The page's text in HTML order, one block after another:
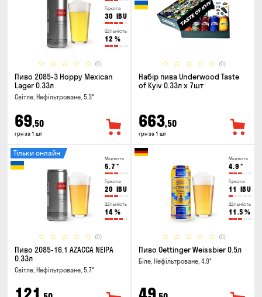
Гіркота
30 IBU
Щільність
12 %
(0)
Пиво 2085-3 Hoppy Mexican
Lager 0.33л
Світле, Нефільтроване, 5.3°
69,50
грн за 1 шт
(0)
Набір пива Underwood Taste
of Kyiv 0.33л x 7шт
663,50
грн за 1 шт
Міцність
5.7 °
Гіркота
20 IBU
Щільність
14 %
(0)
Тільки онлайн
Пиво 2085-16.1 AZACCA NEIPA
0.33л
Світле, Нефільтроване, 5.7°
Міцність
4.9 °
Гіркота
11 IBU
Щільність
11.5 %
(0)
Пиво Oettinger Weissbier 0.5л
Біле, Нефільтроване, 4.9°